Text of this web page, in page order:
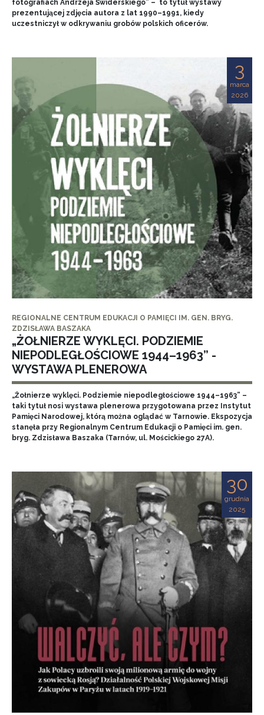
fotografiach Andrzeja Świderskiego” – to tytuł wystawy
prezentującej zdjęcia autora z lat 1990–1991, kiedy
uczestniczył w odkrywaniu grobów polskich oficerów.
3
marca
2026
REGIONALNE CENTRUM EDUKACJI O PAMIĘCI IM. GEN. BRYG.
ZDZISŁAWA BASZAKA
„ŻOŁNIERZE WYKLĘCI. PODZIEMIE
NIEPODLEGŁOŚCIOWE 1944–1963” -
WYSTAWA PLENEROWA
„Żołnierze wyklęci. Podziemie niepodległościowe 1944–1963” –
taki tytuł nosi wystawa plenerowa przygotowana przez Instytut
Pamięci Narodowej, którą można oglądać w Tarnowie. Ekspozycja
stanęła przy Regionalnym Centrum Edukacji o Pamięci im. gen.
bryg. Zdzisława Baszaka (Tarnów, ul. Mościckiego 27A).
30
grudnia
2025